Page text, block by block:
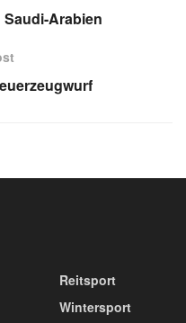
Saudi-Arabien
Reitsport
Wintersport